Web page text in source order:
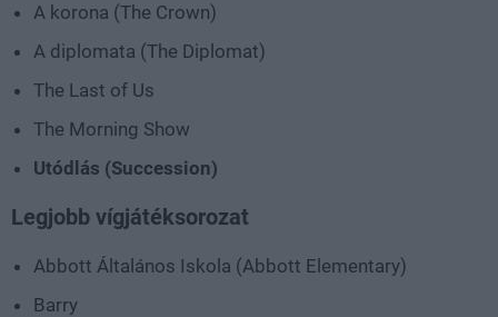
A korona (The Crown)
A diplomata (The Diplomat)
The Last of Us
The Morning Show
Utódlás (Succession)
Legjobb vígjátéksorozat
Abbott Általános Iskola (Abbott Elementary)
Barry